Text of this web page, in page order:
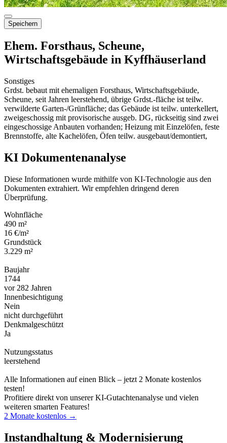
Speichern
Ehem. Forsthaus, Scheune,
Wirtschaftsgebäude in Kyffhäuserland
Sonstiges
Grdst. bebaut mit ehemaligen Forsthaus, Wirtschaftsgebäude,
Scheune, seit Jahren leerstehend, übrige Grdst.-fläche ist teilw.
verwilderte Garten-/Grünfläche; das Gebäude ist teilw. unterkellert,
zweigeschossig mit provisorische ausgeb. DG, rückseitig sind zwei
eingeschossige Anbauten vorhanden; Heizung mit Einzelöfen, feste
Brennstoffe, alte Kachelöfen, Öfen teilw. ausgebaut/demontiert,
KI Dokumentenanalyse
Diese Informationen wurde mithilfe von KI-Technologie aus den
Dokumenten extrahiert. Wir empfehlen dringend deren
Überprüfung.
Wohnfläche
490 m²
16 €/m²
Grundstück
3.229 m²
Baujahr
1744
vor 282 Jahren
Innenbesichtigung
Nein
nicht durchgeführt
Denkmalgeschützt
Ja
Nutzungsstatus
leerstehend
Alle Informationen auf einen Blick – jetzt 2 Monate kostenlos
testen!
Profitiere direkt von unserer KI-Gutachtenanalyse und vielen
weiteren smarten Features!
2 Monate kostenlos →
Instandhaltung & Modernisierung